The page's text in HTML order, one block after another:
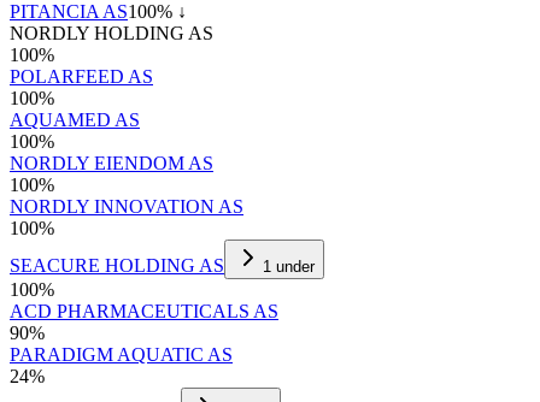
PITANCIA AS100% ↓
NORDLY HOLDING AS
100%
POLARFEED AS
100%
AQUAMED AS
100%
NORDLY EIENDOM AS
100%
NORDLY INNOVATION AS
100%
SEACURE HOLDING AS
1 under
100%
ACD PHARMACEUTICALS AS
90%
PARADIGM AQUATIC AS
24%